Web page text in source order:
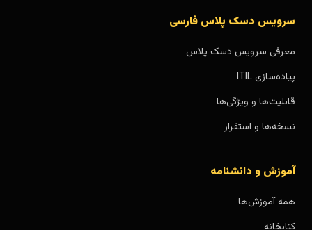
سرویس دسک پلاس فارسی
معرفی سرویس دسک پلاس
پیاده‌سازی ITIL
قابلیت‌ها و ویژگی‌ها
نسخه‌ها و استقرار
آموزش و دانشنامه
همه آموزش‌ها